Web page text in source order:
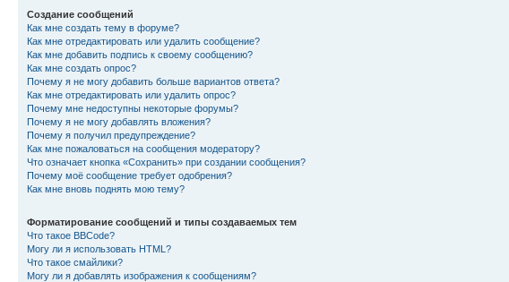
Создание сообщений
Как мне создать тему в форуме?
Как мне отредактировать или удалить сообщение?
Как мне добавить подпись к своему сообщению?
Как мне создать опрос?
Почему я не могу добавить больше вариантов ответа?
Как мне отредактировать или удалить опрос?
Почему мне недоступны некоторые форумы?
Почему я не могу добавлять вложения?
Почему я получил предупреждение?
Как мне пожаловаться на сообщения модератору?
Что означает кнопка «Сохранить» при создании сообщения?
Почему моё сообщение требует одобрения?
Как мне вновь поднять мою тему?
Форматирование сообщений и типы создаваемых тем
Что такое BBCode?
Могу ли я использовать HTML?
Что такое смайлики?
Могу ли я добавлять изображения к сообщениям?